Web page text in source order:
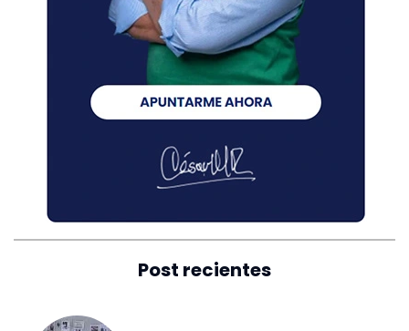
Post recientes